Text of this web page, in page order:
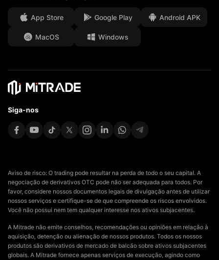
App Store Google Play Android APK
MacOS Windows
Siga-nos
Aviso de risco: O trading pode resultar na perda de todo o seu capital. A
negociação de derivativos OTC pode não ser adequada para todos. Por
favor, considere nossos documentos legais de divulgação antes de utilizar
nossos serviços e certifique-se de que compreende os riscos envolvidos.
Você não possui nem tem qualquer interesse nos ativos subjacentes.
A Mitrade não emite conselhos, recomendações ou opiniões em relação à
aquisição, detenção ou alienação de nossos produtos. Todos os nossos
produtos são derivativos de mercado de balcão sobre ativos subjacentes
globais. A Mitrade fornece apenas serviços de execução, agindo como